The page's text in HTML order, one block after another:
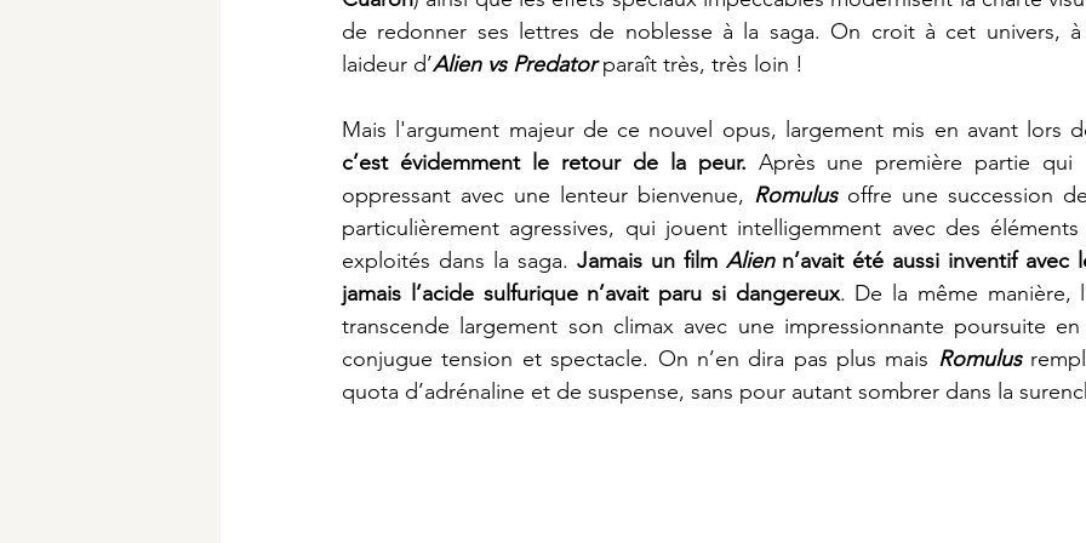
de redonner ses lettres de noblesse à la saga. On croit à cet univers,
laideur d’Alien vs Predator paraît très, très loin !
c’est évidemment le retour de la peur. Après une première partie qui
oppressant avec une lenteur bienvenue, Romulus offre une succession
particulièrement agressives, qui jouent intelligemment avec des
exploités dans la saga. Jamais un film Alien n’avait été aussi inventif avec
jamais l’acide sulfurique n’avait paru si dangereux. De la même manière,
transcende largement son climax avec une impressionnante poursuite
conjugue tension et spectacle. On n’en dira pas plus mais Romulus
quota d’adrénaline et de suspense, sans pour autant sombrer dans la